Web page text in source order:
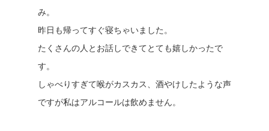
み。
昨日も帰ってすぐ寝ちゃいました。
たくさんの人とお話しできてとても嬉しかったで
す。
しゃべりすぎて喉がカスカス、酒やけしたような声
ですが私はアルコールは飲めません。